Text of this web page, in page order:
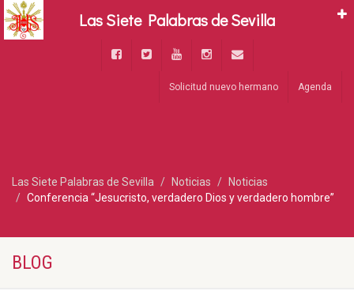
Solicitud nuevo hermano Agenda
Las Siete Palabras de Sevilla Noticias
Noticias
Conferencia “Jesucristo, verdadero Dios y verdadero hombre”
BLOG
Las Siete Palabras de Sevilla